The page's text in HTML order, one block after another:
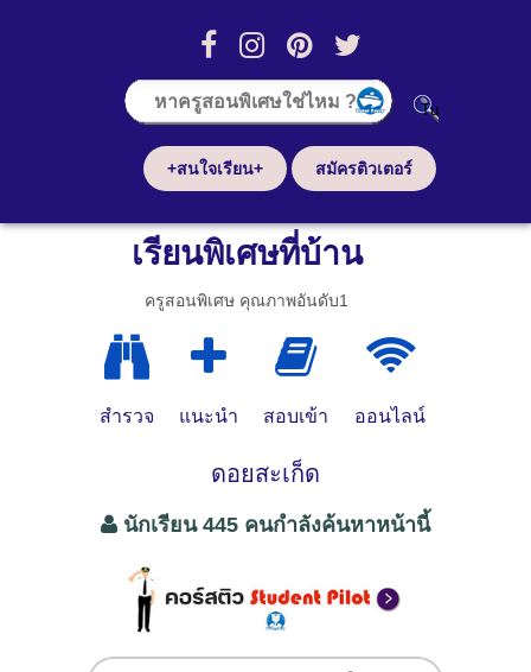
+สนใจเรียน+ สมัครติวเตอร์
เรียนพิเศษที่บ้าน
ครูสอนพิเศษ คุณภาพอันดับ1
สำรวจ แนะนำ สอบเข้า ออนไลน์
ดอยสะเก็ด
นักเรียน 445 คนกำลังค้นหาหน้านี้